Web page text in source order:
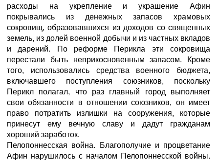
расходы на укрепление и украшение Афин
покрывались из денежных запасов храмовых
сокровищ, образовавшихся из доходов со священных
земель, из долей военной добычи и из частных вкладов
и дарений. По реформе Перикла эти сокровища
перестали быть неприкосновенным запасом. Кроме
того, использовались средства военного бюджета,
включавшего поступления союзников, поскольку
Перикл полагал, что раз главный город выполняет
свои обязанности в отношении союзников, он имеет
право потратить излишки на сооружения, которые
принесут ему вечную славу и дадут гражданам
хороший заработок.
Пелопоннесская война. Благополучие и процветание
Афин нарушилось с началом Пелопоннесской войны.